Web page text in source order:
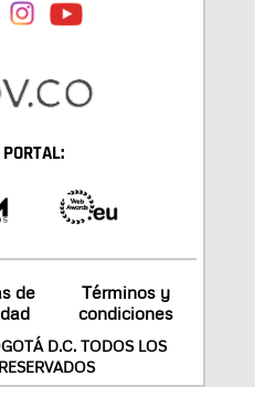
de
Términos y
condiciones
D.C. TODOS LOS